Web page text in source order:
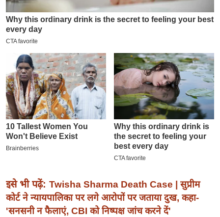
इ
म
ई
प
र
मि
सा
ल
बे
सा
ल
श
इसे भी पढ़ें: Twisha Sharma Death Case | सुप्रीम
कोर्ट ने न्यायपालिका पर लगे आरोपों पर जताया दुख, कहा-
'सनसनी न फैलाएं, CBI को निष्पक्ष जांच करने दें'